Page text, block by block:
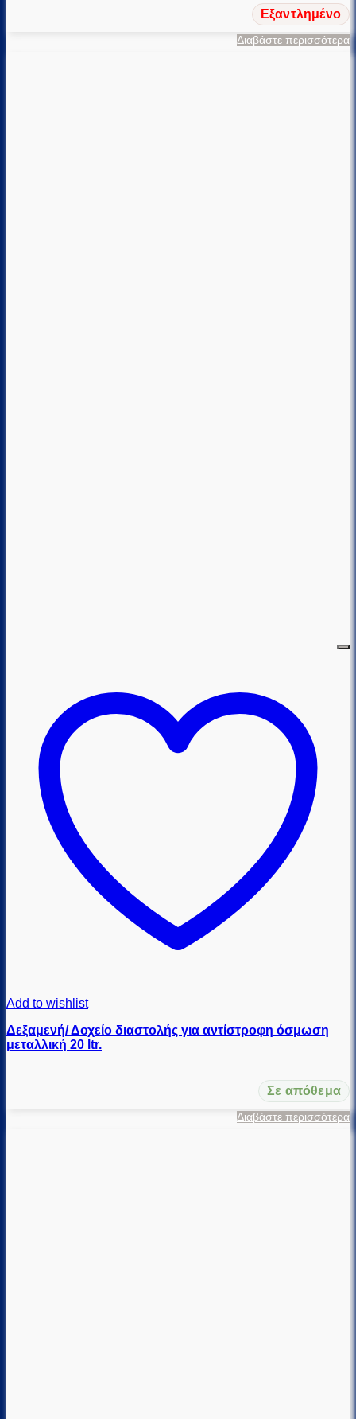
Εξαντλημένο
Διαβάστε περισσότερα
Add to wishlist
Δεξαμενή/ Δοχείο διαστολής για αντίστροφη όσμωση
μεταλλική 20 ltr.
Σε απόθεμα
Διαβάστε περισσότερα